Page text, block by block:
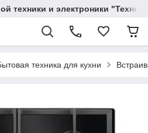
техники и электроники
техника для кухни